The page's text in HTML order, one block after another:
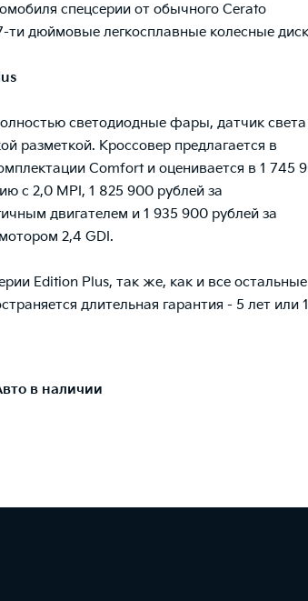
спецсерии от обычного Cerato
дюймовые легкосплавные колесные
светодиодные фары, датчик
разметкой. Кроссовер предлагается в
Comfort и оценивается в 1 745
с 2,0 MPI, 1 825 900 рублей за
двигателем и 1 935 900 рублей за
2,4 GDI.
Edition Plus, так же, как и все остальные
длительная гарантия - 5 лет или
в наличии